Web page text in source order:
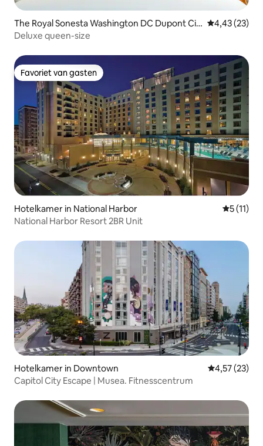
The Royal Sonesta Washington DC Dupont Cir
cle
Gemiddelde
4,43 (23)
Deluxe queen-size
Favoriet van gasten
Favoriet van gasten
Hotelkamer in National Harbor
5 (11)
National Harbor Resort 2BR Unit
Hotelkamer in Downtown Gemiddelde
4,57 (23)
Capitol City Escape | Musea. Fitnesscentrum